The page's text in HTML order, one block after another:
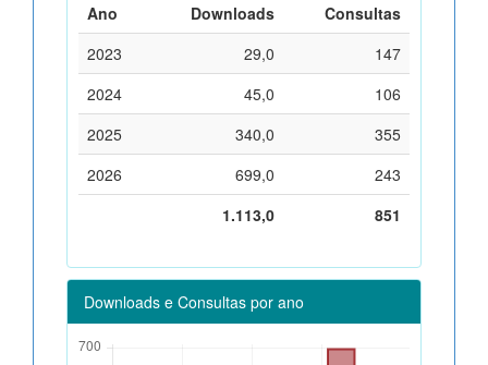
Ano Downloads
Consultas
2023
29,0
147
2024
45,0
106
2025
340,0
355
2026
699,0
243
1.113,0
851
Downloads e Consultas por ano